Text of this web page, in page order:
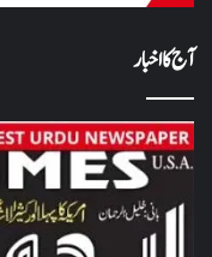
آج کا اخبار